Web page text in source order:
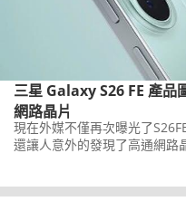
三星 Galaxy S26 FE 產品
網路晶片
現在外媒不僅再次曝光了
還讓人意外的發現了高通網路